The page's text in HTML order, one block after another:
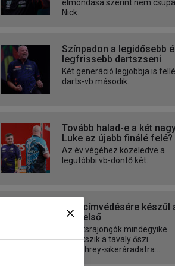
elmondása szerint nem
Nick...
Színpadon a legidősebb
legfrissebb dartszseni
Két generáció legjobbja is
darts-vb második...
Tovább halad-e a két
Luke az újabb finálé felé?
Az év végéhez közeledve a
legutóbbi vb-döntő két...
Első címvédésére készül
világelső
A dartsrajongók mindegyike
emlékszik a tavaly őszi
Humphrey-sikeráradatra:...